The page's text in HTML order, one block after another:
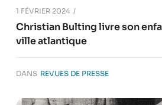
1 FÉVRIER 2024
Christian Bulting livre son
ville atlantique
DANS REVUES DE PRESSE